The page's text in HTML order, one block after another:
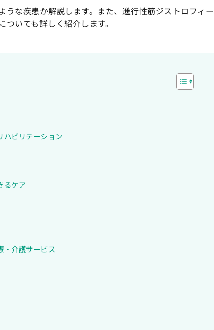
な疾患か解説します。また、進行性筋ジストロフィー
いても詳しく紹介します。
ハビリテーション
るケア
・介護サービス